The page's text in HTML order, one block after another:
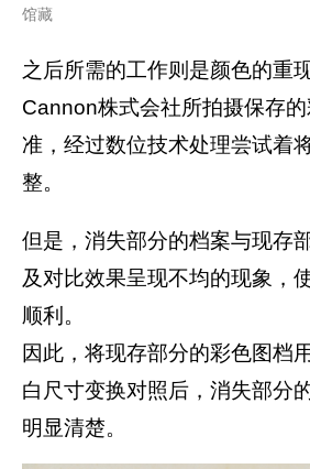
馆藏
之后所需的工作则是颜色的重
Cannon株式会社所拍摄保存
准，经过数位技术处理尝试着
整。
但是，消失部分的档案与现存
及对比效果呈现不均的现象，
顺利。
因此，将现存部分的彩色图档
白尺寸变换对照后，消失部分
明显清楚。